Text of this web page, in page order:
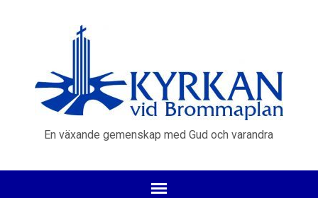
En växande gemenskap med Gud och varandra